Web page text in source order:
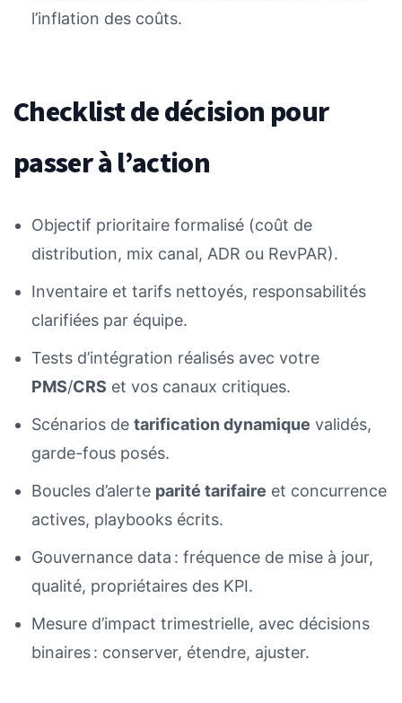
l’inflation des coûts.
Checklist de décision pour
passer à l’action
Objectif prioritaire formalisé (coût de
distribution, mix canal, ADR ou RevPAR).
Inventaire et tarifs nettoyés, responsabilités
clarifiées par équipe.
Tests d’intégration réalisés avec votre
PMS/CRS et vos canaux critiques.
Scénarios de tarification dynamique validés,
garde-fous posés.
Boucles d’alerte parité tarifaire et concurrence
actives, playbooks écrits.
Gouvernance data : fréquence de mise à jour,
qualité, propriétaires des KPI.
Mesure d’impact trimestrielle, avec décisions
binaires : conserver, étendre, ajuster.